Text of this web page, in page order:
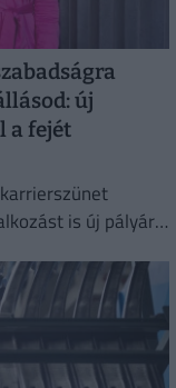
új
a fejét
is új pályára